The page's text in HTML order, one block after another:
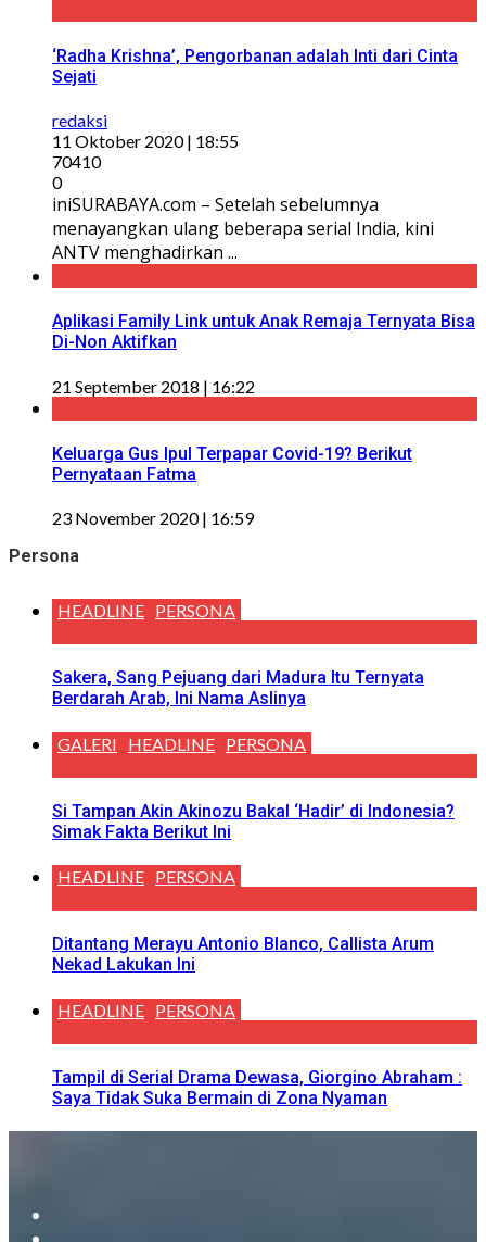
‘Radha Krishna’, Pengorbanan adalah Inti dari Cinta
Sejati
redaksi
11 Oktober 2020 | 18:55
70410
0
iniSURABAYA.com – Setelah sebelumnya
menayangkan ulang beberapa serial India, kini
ANTV menghadirkan ...
Aplikasi Family Link untuk Anak Remaja Ternyata Bisa
Di-Non Aktifkan
21 September 2018 | 16:22
Keluarga Gus Ipul Terpapar Covid-19? Berikut
Pernyataan Fatma
23 November 2020 | 16:59
Persona
HEADLINE PERSONA
Sakera, Sang Pejuang dari Madura Itu Ternyata
Berdarah Arab, Ini Nama Aslinya
GALERI HEADLINE PERSONA
Si Tampan Akin Akinozu Bakal ‘Hadir’ di Indonesia?
Simak Fakta Berikut Ini
HEADLINE PERSONA
Ditantang Merayu Antonio Blanco, Callista Arum
Nekad Lakukan Ini
HEADLINE PERSONA
Tampil di Serial Drama Dewasa, Giorgino Abraham :
Saya Tidak Suka Bermain di Zona Nyaman